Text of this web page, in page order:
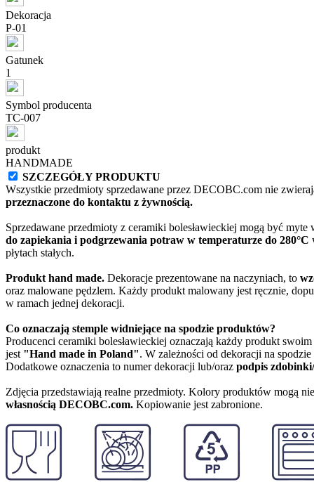
Dekoracja
P-01
Gatunek
1
Symbol producenta
TC-007
produkt
HANDMADE
SZCZEGÓŁY PRODUKTU
Wszystkie przedmioty sprzedawane przez DECOBC.com nie
przeznaczone do kontaktu z żywnością.
Sprzedawane przedmioty z ceramiki bolesławieckiej mogą być
do zapiekania i podgrzewania potraw w temperaturze do 280°C
płytach stałych.
Produkt hand made. Dekoracje prezentowane na naczyniach, to
oraz malowane pędzlem. Każdy produkt malowany jest ręcznie,
w ramach jednej dekoracji.
Co oznaczają stemple widniejące na spodzie produktów?
Producenci ceramiki bolesławieckiej oznaczają każdy produkt swoim
jest "Hand made in Poland". W zależności od dekoracji na
Dodatkowe oznaczenia to numer dekoracji lub/oraz podpis
Zdjęcia przedstawiają realne przedmioty. Kolory produktów mogą
własnością DECOBC.com. Kopiowanie jest zabronione.